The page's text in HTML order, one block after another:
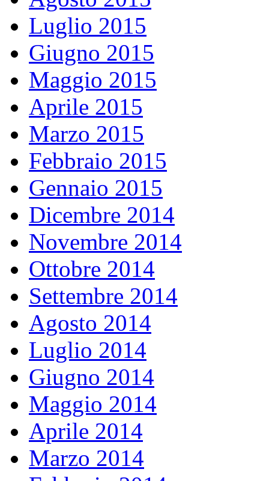
Luglio 2015
Giugno 2015
Maggio 2015
Aprile 2015
Marzo 2015
Febbraio 2015
Gennaio 2015
Dicembre 2014
Novembre 2014
Ottobre 2014
Settembre 2014
Agosto 2014
Luglio 2014
Giugno 2014
Maggio 2014
Aprile 2014
Marzo 2014